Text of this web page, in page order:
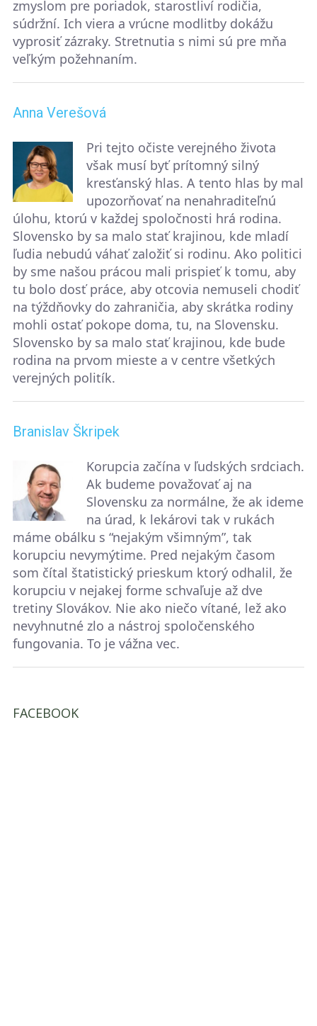
zmyslom pre poriadok, starostliví rodičia,
súdržní. Ich viera a vrúcne modlitby dokážu
vyprosiť zázraky. Stretnutia s nimi sú pre mňa
veľkým požehnaním.
Anna Verešová
Pri tejto očiste verejného života
však musí byť prítomný silný
kresťanský hlas. A tento hlas by mal
upozorňovať na nenahraditeľnú
úlohu, ktorú v každej spoločnosti hrá rodina.
Slovensko by sa malo stať krajinou, kde mladí
ľudia nebudú váhať založiť si rodinu. Ako politici
by sme našou prácou mali prispieť k tomu, aby
tu bolo dosť práce, aby otcovia nemuseli chodiť
na týždňovky do zahraničia, aby skrátka rodiny
mohli ostať pokope doma, tu, na Slovensku.
Slovensko by sa malo stať krajinou, kde bude
rodina na prvom mieste a v centre všetkých
verejných politík.
Branislav Škripek
Korupcia začína v ľudských srdciach.
Ak budeme považovať aj na
Slovensku za normálne, že ak ideme
na úrad, k lekárovi tak v rukách
máme obálku s “nejakým všimným”, tak
korupciu nevymýtime. Pred nejakým časom
som čítal štatistický prieskum ktorý odhalil, že
korupciu v nejakej forme schvaľuje až dve
tretiny Slovákov. Nie ako niečo vítané, lež ako
nevyhnutné zlo a nástroj spoločenského
fungovania. To je vážna vec.
FACEBOOK